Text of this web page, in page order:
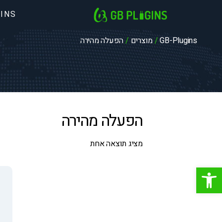
פתח סרגל נגישות
GB-Plugins
/מוצרים /הפעלה מהירה
הפעלה מהירה
מציג תוצאה אחת